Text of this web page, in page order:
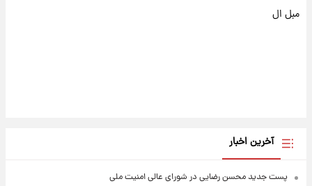
مبل ال
آخرین اخبار
پست جدید محسن رضایی در شورای عالی امنیت ملی